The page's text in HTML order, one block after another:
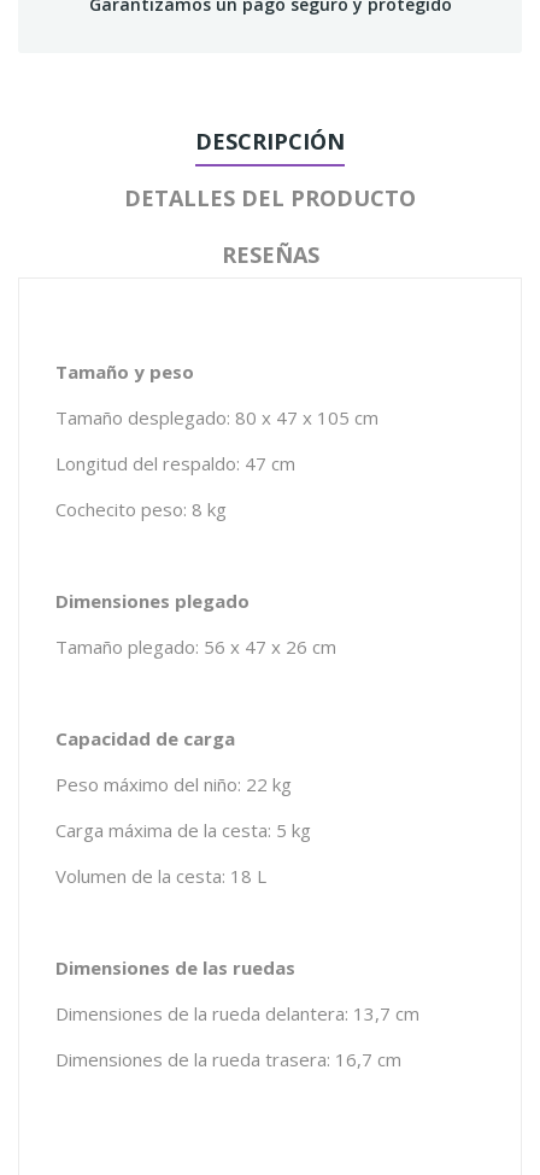
DESCRIPCIÓN
DETALLES DEL PRODUCTO
RESEÑAS
Tamaño y peso
Tamaño desplegado: 80 x 47 x 105 cm
Longitud del respaldo: 47 cm
Cochecito peso: 8 kg
Dimensiones plegado
Tamaño plegado: 56 x 47 x 26 cm
Capacidad de carga
Peso máximo del niño: 22 kg
Carga máxima de la cesta: 5 kg
Volumen de la cesta: 18 L
Dimensiones de las ruedas
Dimensiones de la rueda delantera: 13,7 cm
Dimensiones de la rueda trasera: 16,7 cm